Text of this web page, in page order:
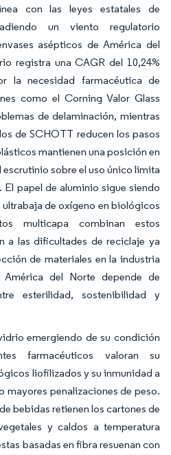
con las leyes estatales de
un viento regulatorio
asépticos de América del
registra una CAGR del 10,24%
la necesidad farmacéutica de
como el Corning Valor Glass
de delaminación, mientras
de SCHOTT reducen los pasos
mantienen una posición en
escrutinio sobre el uso único limita
papel de aluminio sigue siendo
de oxígeno en biológicos
multicapa combinan estos
a las dificultades de reciclaje ya
de materiales en la industria
del Norte depende de
esterilidad, sostenibilidad y
emergiendo de su condición
farmacéuticos valoran su
liofilizados y su inmunidad a
mayores penalizaciones de peso.
bebidas retienen los cartones de
y caldos a temperatura
basadas en fibra resuenan con